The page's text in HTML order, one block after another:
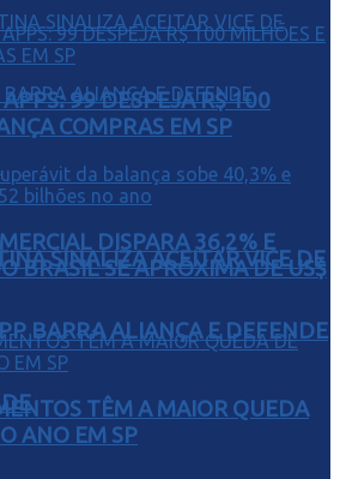
SINALIZA ACEITAR VICE DE
BARRA ALIANÇA E DEFENDE
99 DESPEJA R$ 100
COMPRAS EM SP
DISPARA 36,2% E
BRASIL SE APROXIMA DE US$
TÊM A MAIOR QUEDA
ANO EM SP